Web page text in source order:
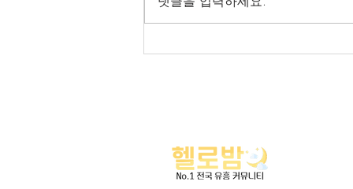
헬로밤 전국 오피가이드